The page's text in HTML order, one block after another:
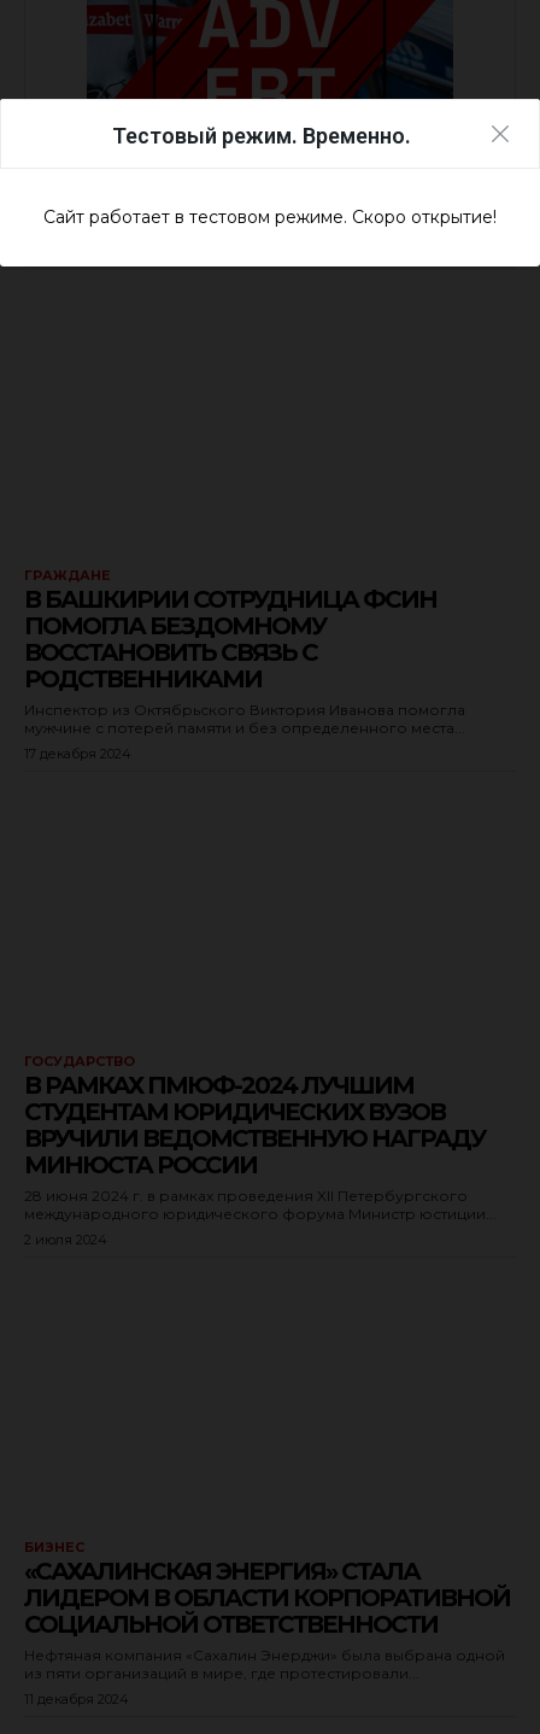
Тестовый режим. Временно.
Сайт работает в тестовом режиме. Скоро открытие!
ГРАЖДАНЕ
В БАШКИРИИ СОТРУДНИЦА ФСИН
ПОМОГЛА БЕЗДОМНОМУ
ВОССТАНОВИТЬ СВЯЗЬ С
РОДСТВЕННИКАМИ
Инспектор из Октябрьского Виктория Иванова помогла
мужчине с потерей памяти и без определенного места...
17 декабря 2024
ГОСУДАРСТВО
В РАМКАХ ПМЮФ-2024 ЛУЧШИМ
СТУДЕНТАМ ЮРИДИЧЕСКИХ ВУЗОВ
ВРУЧИЛИ ВЕДОМСТВЕННУЮ НАГРАДУ
МИНЮСТА РОССИИ
28 июня 2024 г. в рамках проведения XII Петербургского
международного юридического форума Министр юстиции...
2 июля 2024
БИЗНЕС
«САХАЛИНСКАЯ ЭНЕРГИЯ» СТАЛА
ЛИДЕРОМ В ОБЛАСТИ КОРПОРАТИВНОЙ
СОЦИАЛЬНОЙ ОТВЕТСТВЕННОСТИ
Нефтяная компания «Сахалин Энерджи» была выбрана одной
из пяти организаций в мире, где протестировали...
11 декабря 2024